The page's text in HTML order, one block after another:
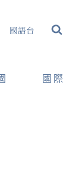
國語台
國際